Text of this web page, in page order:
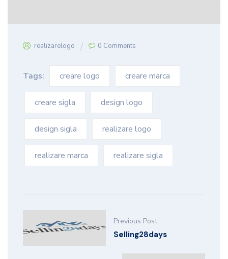
realizarelogo 0 Comments
Tags: creare logo creare marca
creare sigla design logo
design sigla realizare logo
realizare marca realizare sigla
Previous Post
Selling28days